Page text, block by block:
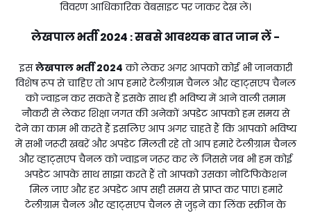
विवरण आधिकारिक वेबसाइट पर जाकर देख लें।
लेखपाल भर्ती 2024 :सबसे आवश्यक बात जान लें -
इसलेखपाल भर्ती 2024 को लेकर अगर आपको कोई भी जानकारी
विशेष रूप से चाहिए तो आप हमारे टेलीग्राम चैनल और व्हाट्सएप चैनल
को ज्वाइन कर सकते हैं इसके साथ ही भविष्य में आने वाली तमाम
नौकरी से लेकर शिक्षा जगत की अनेकों अपडेट आपको हम समय से
देने का काम भी करते हैं इसलिए आप अगर चाहते हैं कि आपको भविष्य
में सभी जरूरी खबरें और अपडेट मिलती रहे तो आप हमारे टेलीग्राम चैनल
और व्हाट्सएप चैनल को ज्वाइन जरूर कर लें जिससे जब भी हम कोई
अपडेट आपके साथ साझा करते हैं तो आपको उसका नोटिफिकेशन
मिल जाए और हर अपडेट आप सही समय से प्राप्त कर पाए। हमारे
टेलीग्राम चैनल और व्हाट्सएप चैनल से जुड़ने का लिंक स्क्रीन के